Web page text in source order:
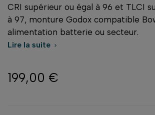
CRI supérieur ou égal à 96 et TLCI
à 97, monture Godox compatible
alimentation batterie ou secteur.
Lire la suite 
199,00 €